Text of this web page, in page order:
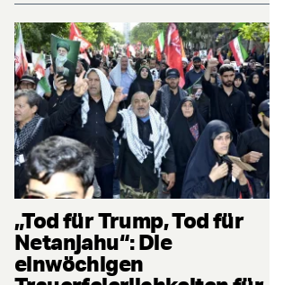
„Tod für Trump, Tod für
Netanjahu“: Die
einwöchigen